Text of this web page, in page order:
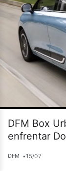
DFM Box
enfrentar
DFM •15/07